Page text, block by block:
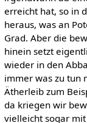
erreicht hat, so in
heraus, was an
Grad. Aber die
hinein setzt
wieder in den
immer was zu tun
Ätherleib zum
da kriegen wir
vielleicht sogar